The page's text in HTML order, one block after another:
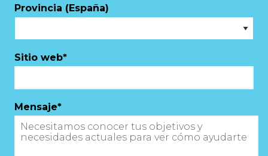
Provincia (España)
Sitio web*
Mensaje*